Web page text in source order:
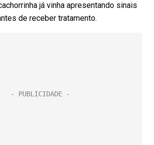
já vinha apresentando sinais
de receber tratamento.